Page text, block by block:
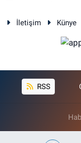
İletişim Künye
RSS